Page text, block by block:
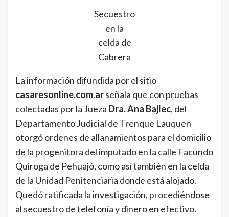
Secuestro
en la
celda de
Cabrera
La información difundida por el sitio
casaresonline.com.arseñala que con pruebas
colectadas por la Jueza Dra. Ana Bajlec, del
Departamento Judicial de Trenque Lauquen
otorgó ordenes de allanamientos para el domicilio
de la progenitora del imputado en la calle Facundo
Quiroga de Pehuajó, como así también en la celda
de la Unidad Penitenciaria donde está alojado.
Quedó ratificada la investigación, procediéndose
al secuestro de telefonía y dinero en efectivo.